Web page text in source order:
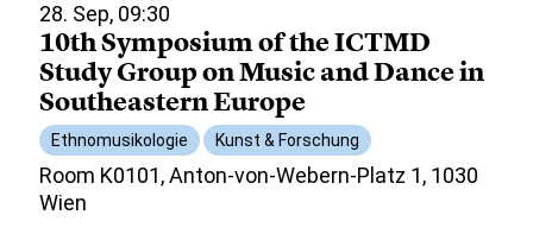
28. Sep, 09:30
10th Symposium of the ICTMD
Study Group on Music and Dance in
Southeastern Europe
Ethnomusikologie Kunst & Forschung
Room K0101, Anton-von-Webern-Platz 1, 1030
Wien